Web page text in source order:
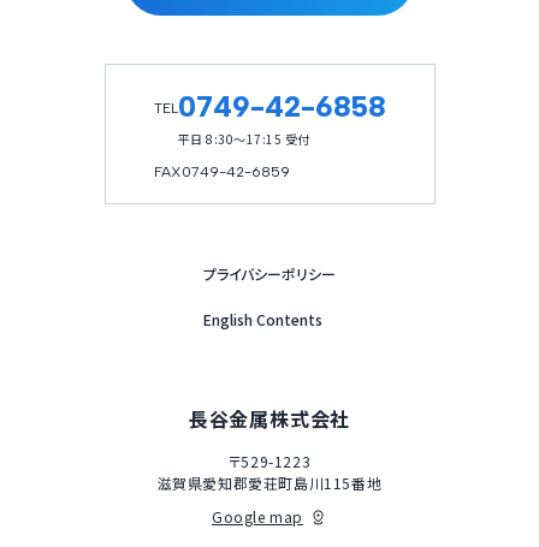
TEL0749-42-6858
平日 8:30～17:15 受付
FAX0749-42-6859
プライバシーポリシー
English Contents
長谷金属株式会社
〒529-1223
滋賀県愛知郡愛荘町島川115番地
Google map